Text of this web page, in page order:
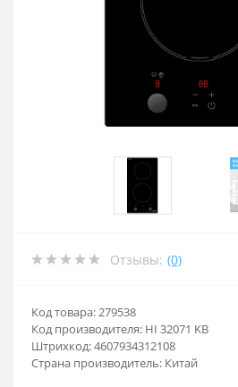
Отзывы: (0)
Код товара: 279538
Код производителя: HI 32071 KB
Штрихкод: 4607934312108
Страна производитель: Китай